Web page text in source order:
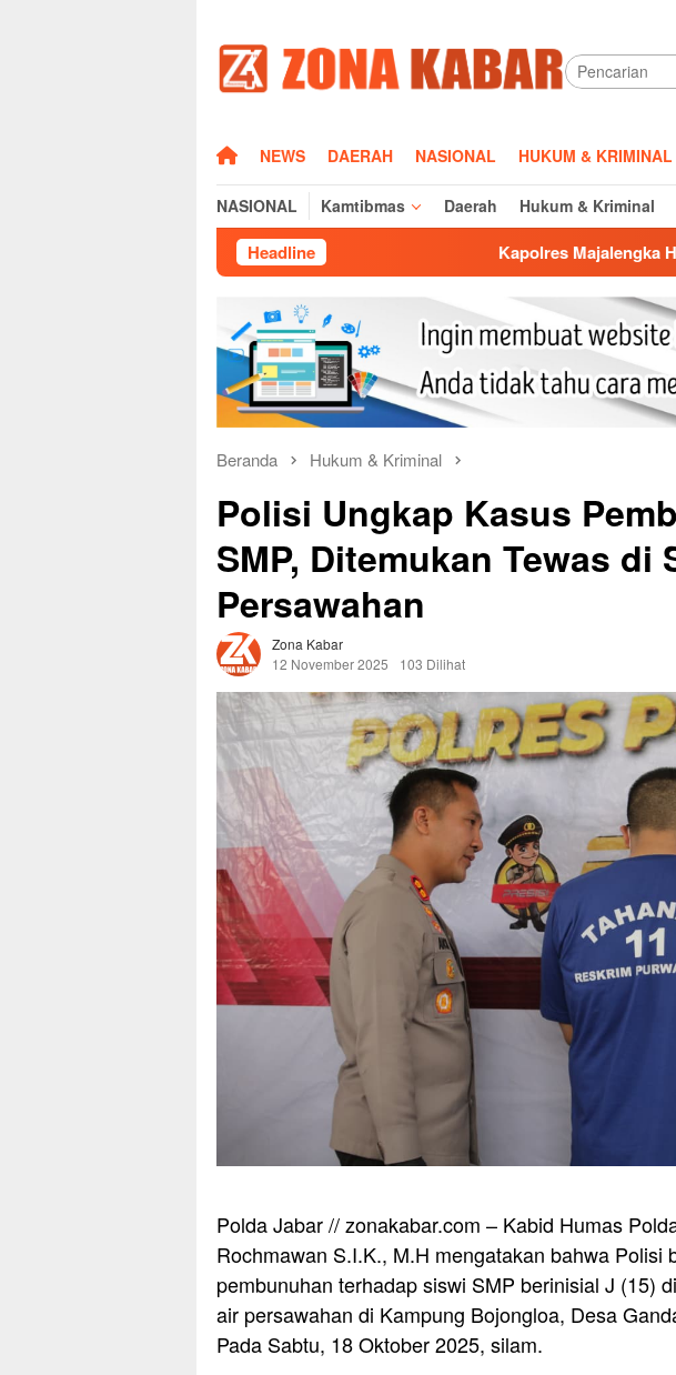
konten
HOMENEWS DAERAH NASIONAL HUKUM & KRIMINAL
NASIONAL Kamtibmas Daerah Hukum & Kriminal
Headline Kapolres Majalengka Hadiri Kuliah
Beranda Hukum & Kriminal
Polisi Ungkap Kasus
SMP, Ditemukan Tewas di
Persawahan
Zona Kabar
12 November 2025
103 Dilihat
Polda Jabar // zonakabar.com – Kabid Humas
Rochmawan S.I.K., M.H mengatakan bahwa Polisi
pembunuhan terhadap siswi SMP berinisial J (15)
air persawahan di Kampung Bojongloa, Desa
Pada Sabtu, 18 Oktober 2025, silam.